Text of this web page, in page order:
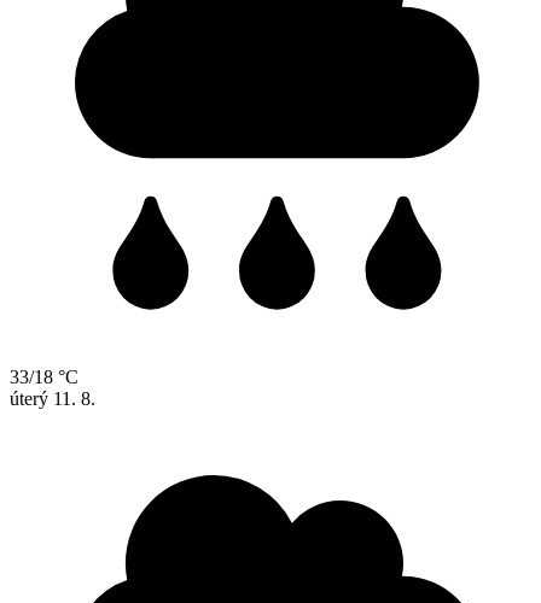
33/18 °C
úterý 11. 8.